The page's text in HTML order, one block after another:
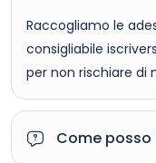
Raccogliamo le
consigliabile
per non rischiare di
Come posso